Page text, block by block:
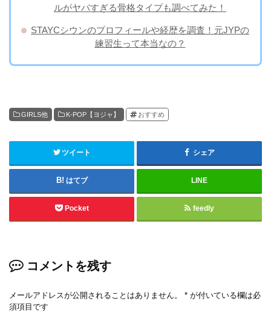
ルがヤバすぎる骨格タイプも調べてみた！
STAYCシウンのプロフィールや経歴を調査！元JYPの
練習生って本当なの？
GIRLS他 K-POP【ヨジャ】 おすすめ
ツイート シェア
はてブ LINE
Pocket feedly
コメントを残す
メールアドレスが公開されることはありません。 * が付いている欄は必
須項目です